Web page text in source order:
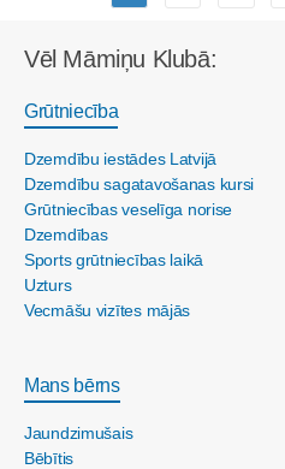
Vēl Māmiņu Klubā:
Grūtniecība
Dzemdību iestādes Latvijā
Dzemdību sagatavošanas kursi
Grūtniecības veselīga norise
Dzemdības
Sports grūtniecības laikā
Uzturs
Vecmāšu vizītes mājās
Mans bērns
Jaundzimušais
Bēbītis